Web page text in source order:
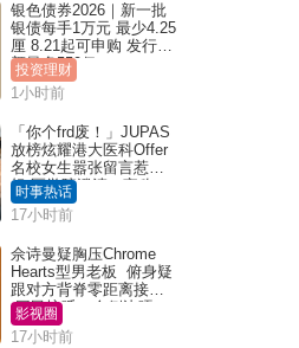
银色债券2026｜新一批
银债每手1万元 最少4.25
厘 8.21起可申购 发行金
额最多550亿
投资理财
1小时前
「你个frd废！」JUPAS
放榜炫耀港大医科Offer
名校女生嚣张留言惹众
怒 医学院澄清：宣称
「40.5分获录取」不符事
实｜Juicy叮
时事热话
17小时前
佘诗曼疑胸压Chrome
Hearts型男老板 俯身疑
跟对方背脊零距离接触
网民惊呼：企侧边唔
得？
影视圈
17小时前